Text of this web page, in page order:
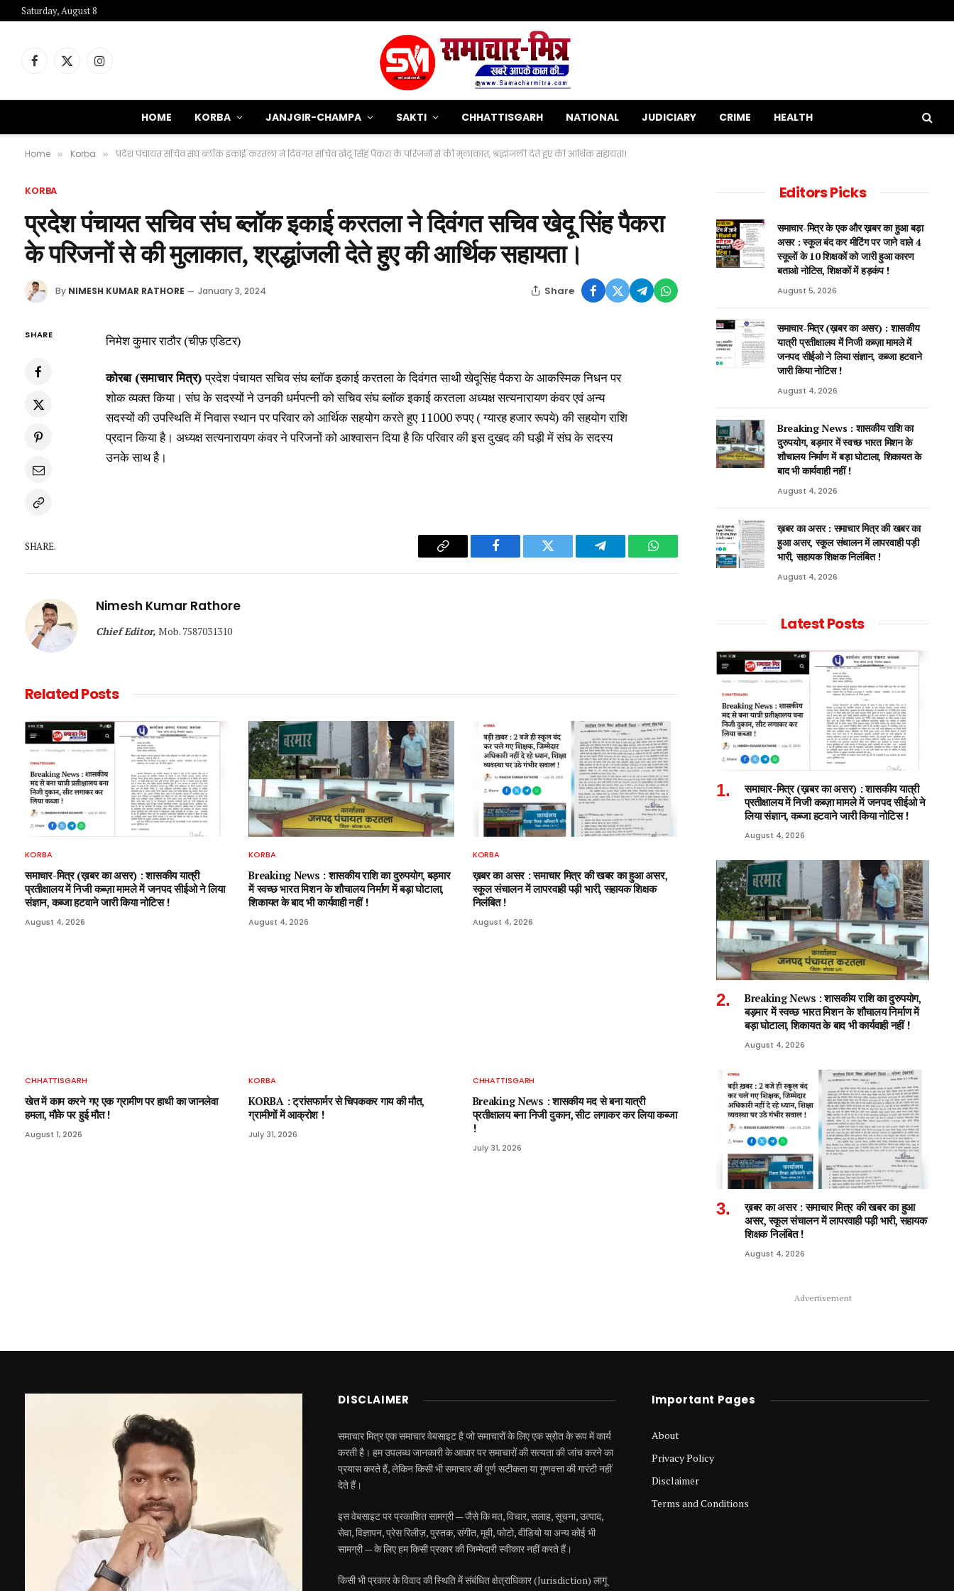
Saturday, August 8
Facebook
X
Instagram
HOME KORBA JANJGIR-CHAMPA SAKTI CHHATTISGARH NATIONAL JUDICIARY CRIME HEALTH
Home » Korba » प्रदेश पंचायत सचिव संघ ब्लॉक इकाई करतला ने दिवंगत सचिव खेदू सिंह पैकरा के परिजनों से की मुलाकात, श्रद्धांजली देते हुए की आर्थिक सहायता।
KORBA
प्रदेश पंचायत सचिव संघ ब्लॉक इकाई करतला ने दिवंगत सचिव खेदू सिंह पैकरा
के परिजनों से की मुलाकात, श्रद्धांजली देते हुए की आर्थिक सहायता।
By NIMESH KUMAR RATHORE January 3, 2024 Share
SHARE निमेश कुमार राठौर (चीफ़ एडिटर)
कोरबा (समाचार मित्र)प्रदेश पंचायत सचिव संघ ब्लॉक इकाई करतला के दिवंगत साथी खेदूसिंह पैकरा के आकस्मिक निधन पर
शोक व्यक्त किया। संघ के सदस्यों ने उनकी धर्मपत्नी को सचिव संघ ब्लॉक इकाई करतला अध्यक्ष सत्यनारायण कंवर एवं अन्य
सदस्यों की उपस्थिति में निवास स्थान पर परिवार को आर्थिक सहयोग करते हुए 11000 रुपए ( ग्यारह हजार रूपये) की सहयोग राशि
प्रदान किया है। अध्यक्ष सत्यनारायण कंवर ने परिजनों को आश्वासन दिया है कि परिवार की इस दुखद की घड़ी में संघ के सदस्य
उनके साथ है।
SHARE.
Copy
Facebook Twitter Telegram WhatsApp
Nimesh Kumar Rathore
Chief Editor, Mob. 7587031310
RelatedPosts
KORBA
समाचार-मित्र (ख़बर का असर) : शासकीय यात्री
प्रतीक्षालय में निजी कब्ज़ा मामले में जनपद सीईओ ने लिया
संज्ञान, कब्जा हटवाने जारी किया नोटिस !
August 4, 2026
KORBA
Breaking News : शासकीय राशि का दुरुपयोग, बड़मार
में स्वच्छ भारत मिशन के शौचालय निर्माण में बड़ा घोटाला,
शिकायत के बाद भी कार्यवाही नहीं !
August 4, 2026
KORBA
ख़बर का असर : समाचार मित्र की खबर का हुआ असर,
स्कूल संचालन में लापरवाही पड़ी भारी, सहायक शिक्षक
निलंबित !
August 4, 2026
CHHATTISGARH
खेत में काम करने गए एक ग्रामीण पर हाथी का जानलेवा
हमला, मौके पर हुई मौत !
August 1, 2026
KORBA
KORBA : ट्रांसफार्मर से चिपककर गाय की मौत,
ग्रामीणों में आक्रोश !
July 31, 2026
CHHATTISGARH
Breaking News : शासकीय मद से बना यात्री
प्रतीक्षालय बना निजी दुकान, सीट लगाकर कर लिया कब्जा
!
July 31, 2026
Editors Picks
समाचार-मित्र के एक और ख़बर का हुआ बड़ा
असर : स्कूल बंद कर मीटिंग पर जाने वाले 4
स्कूलों के 10 शिक्षकों को जारी हुआ कारण
बताओ नोटिस, शिक्षकों में हड़कंप !
August 5, 2026
समाचार-मित्र (ख़बर का असर) : शासकीय
यात्री प्रतीक्षालय में निजी कब्ज़ा मामले में
जनपद सीईओ ने लिया संज्ञान, कब्जा हटवाने
जारी किया नोटिस !
August 4, 2026
Breaking News : शासकीय राशि का
दुरुपयोग, बड़मार में स्वच्छ भारत मिशन के
शौचालय निर्माण में बड़ा घोटाला, शिकायत के
बाद भी कार्यवाही नहीं !
August 4, 2026
ख़बर का असर : समाचार मित्र की खबर का
हुआ असर, स्कूल संचालन में लापरवाही पड़ी
भारी, सहायक शिक्षक निलंबित !
August 4, 2026
Latest Posts
समाचार-मित्र (ख़बर का असर) : शासकीय यात्री
प्रतीक्षालय में निजी कब्ज़ा मामले में जनपद सीईओ ने
लिया संज्ञान, कब्जा हटवाने जारी किया नोटिस !
August 4, 2026
Breaking News : शासकीय राशि का दुरुपयोग,
बड़मार में स्वच्छ भारत मिशन के शौचालय निर्माण में
बड़ा घोटाला, शिकायत के बाद भी कार्यवाही नहीं !
August 4, 2026
ख़बर का असर : समाचार मित्र की खबर का हुआ
असर, स्कूल संचालन में लापरवाही पड़ी भारी, सहायक
शिक्षक निलंबित !
August 4, 2026
Advertisement
DISCLAIMER
समाचार मित्र एक समाचार वेबसाइट है जो समाचारों के लिए एक स्रोत के रूप में कार्य
करती है। हम उपलब्ध जानकारी के आधार पर समाचारों की सत्यता की जांच करने का
प्रयास करते हैं, लेकिन किसी भी समाचार की पूर्ण सटीकता या गुणवत्ता की गारंटी नहीं
देते हैं।
इस वेबसाइट पर प्रकाशित सामग्री — जैसे कि मत, विचार, सलाह, सूचना, उत्पाद,
सेवा, विज्ञापन, प्रेस रिलीज़, पुस्तक, संगीत, मूवी, फोटो, वीडियो या अन्य कोई भी
सामग्री — के लिए हम किसी प्रकार की जिम्मेदारी स्वीकार नहीं करते हैं।
किसी भी प्रकार के विवाद की स्थिति में संबंधित क्षेत्राधिकार (Jurisdiction) लागू
Important Pages
About
Privacy Policy
Disclaimer
Terms and Conditions